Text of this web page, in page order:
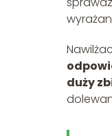
duży